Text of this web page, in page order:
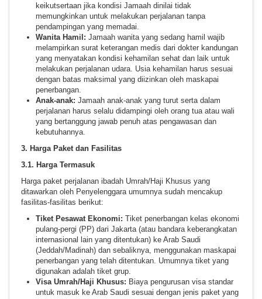
keikutsertaan jika kondisi Jamaah dinilai tidak
memungkinkan untuk melakukan perjalanan tanpa
pendampingan yang memadai.
Wanita Hamil: Jamaah wanita yang sedang hamil wajib
melampirkan surat keterangan medis dari dokter kandungan
yang menyatakan kondisi kehamilan sehat dan laik untuk
melakukan perjalanan udara. Usia kehamilan harus sesuai
dengan batas maksimal yang diizinkan oleh maskapai
penerbangan.
Anak-anak: Jamaah anak-anak yang turut serta dalam
perjalanan harus selalu didampingi oleh orang tua atau wali
yang bertanggung jawab penuh atas pengawasan dan
kebutuhannya.
3. Harga Paket dan Fasilitas
3.1. Harga Termasuk
Harga paket perjalanan ibadah Umrah/Haji Khusus yang
ditawarkan oleh Penyelenggara umumnya sudah mencakup
fasilitas-fasilitas berikut:
Tiket Pesawat Ekonomi: Tiket penerbangan kelas ekonomi
pulang-pergi (PP) dari Jakarta (atau bandara keberangkatan
internasional lain yang ditentukan) ke Arab Saudi
(Jeddah/Madinah) dan sebaliknya, menggunakan maskapai
penerbangan yang telah ditentukan. Umumnya tiket yang
digunakan adalah tiket grup.
Visa Umrah/Haji Khusus: Biaya pengurusan visa standar
untuk masuk ke Arab Saudi sesuai dengan jenis paket yang